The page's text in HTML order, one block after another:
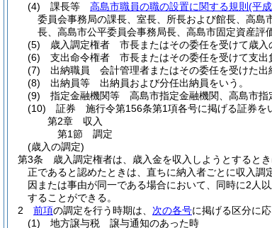
(4)
課長等 高島市職員の職の設置に関する規則 (平
委員会事務局の課長、室長、所長および館長、高
長、高島市公平委員会事務局長、高島市固定資産評
(5)
歳入調定権者 市長またはその委任を受けて歳入
(6)
支出命令権者 市長またはその委任を受けて支出
(7)
出納職員 会計管理者またはその委任を受けた出
(8)
出納員等 出納員および分任出納員をいう。
(9)
指定金融機関等 高島市指定金融機関、高島市指
(10)
証券 施行令第156条第1項各号に掲げる証券を
第2章
収入
第1節
調定
(歳入の調定)
第3条
歳入調定権者は、歳入金を収入しようとすると
正であると認めたときは、直ちに納入者ごとに収入調
因または事由が同一である場合において、同時に2人
することができる。
2
前項の調定を行う時期は、 次の各号に掲げる区分に
(1)
地方譲与税 譲与通知のあった時